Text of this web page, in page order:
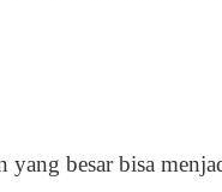
yang besar bisa